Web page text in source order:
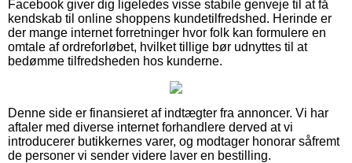
Facebook giver dig ligeledes visse stabile genveje til at få
kendskab til online shoppens kundetilfredshed. Herinde er
der mange internet forretninger hvor folk kan formulere en
omtale af ordreforløbet, hvilket tillige bør udnyttes til at
bedømme tilfredsheden hos kunderne.
Denne side er finansieret af indtægter fra annoncer. Vi har
aftaler med diverse internet forhandlere derved at vi
introducerer butikkernes varer, og modtager honorar såfremt
de personer vi sender videre laver en bestilling.